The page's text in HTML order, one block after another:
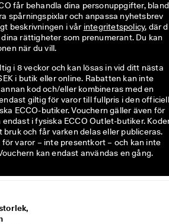
får behandla dina personuppgifter, bland
spårningspixlar och anpassa nyhetsbrev
beskrivningen i vår integritetspolicy, där
rättigheter som prenumerant. Du kan
när du vill.
i 8 veckor och kan lösas in vid ditt nästa
i butik eller online. Rabatten kan inte
kod och/eller kombineras med en
giltig för varor till fullpris i den
ECCO-butiker. Vouchern gäller även för
i fysiska ECCO Outlet-butiker.
och får varken delas eller publiceras.
varor – inte presentkort – och kan inte
kan endast användas en gång.